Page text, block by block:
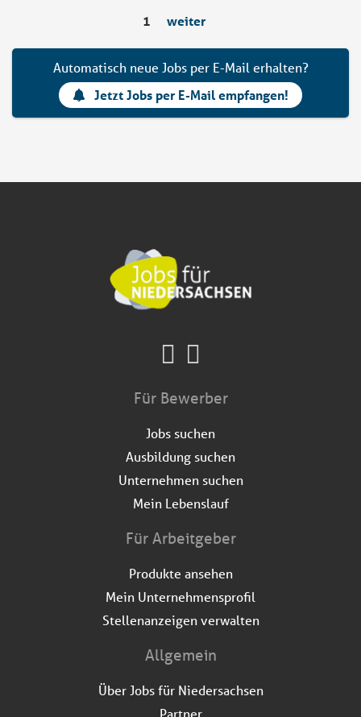
1 weiter
Automatisch neue Jobs per E-Mail erhalten?
Jetzt Jobs per E-Mail empfangen!
Für Bewerber
Jobs suchen
Ausbildung suchen
Unternehmen suchen
Mein Lebenslauf
Für Arbeitgeber
Produkte ansehen
Mein Unternehmensprofil
Stellenanzeigen verwalten
Allgemein
Über Jobs für Niedersachsen
Partner